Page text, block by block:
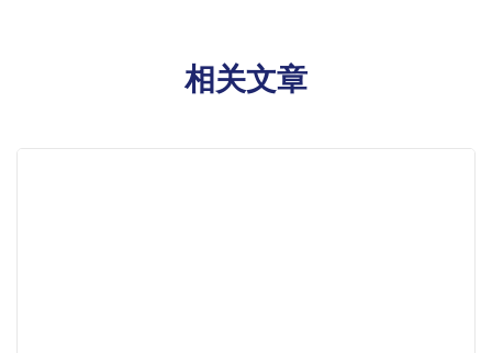
相关文章